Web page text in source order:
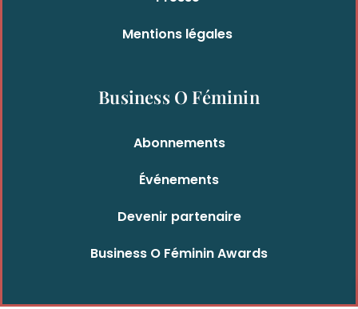
Mentions légales
Business O Féminin
Abonnements
Événements
Devenir partenaire
Business O Féminin Awards